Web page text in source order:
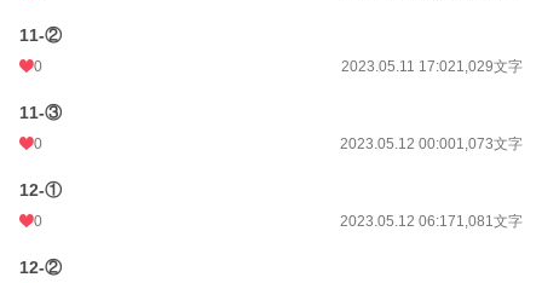
11-②
0 2023.05.11 17:021,029文字
11-③
0 2023.05.12 00:001,073文字
12-①
0 2023.05.12 06:171,081文字
12-②